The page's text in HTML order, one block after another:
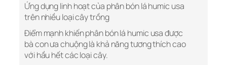
Ứng dụng linh hoạt của phân bón lá humic usa
trên nhiều loại cây trồng
Điểm mạnh khiến phân bón lá humic usa được
bà con ưa chuộng là khả năng tương thích cao
với hầu hết các loại cây.